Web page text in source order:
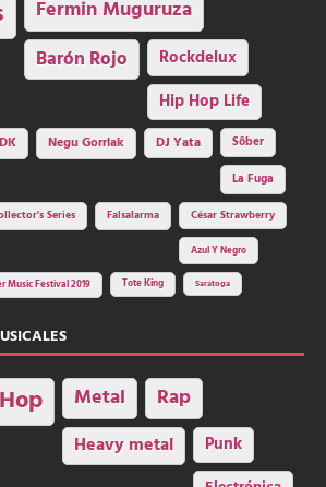
Fermin Muguruza
Barón Rojo Rockdelux
Hip Hop Life
Negu Gorriak DJ Yata
Sôber
La Fuga
Series Falsalarma César Strawberry
Azul Y Negro
Music Festival 2019 Tote King Saratoga
Metal Rap
Heavy metal Punk